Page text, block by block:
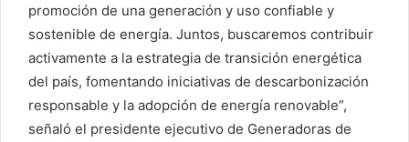
promoción de una generación y uso confiable y
sostenible de energía. Juntos, buscaremos contribuir
activamente a la estrategia de transición energética
del país, fomentando iniciativas de descarbonización
responsable y la adopción de energía renovable”,
señaló el presidente ejecutivo de Generadoras de